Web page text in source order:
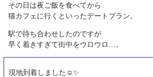
その日は夜ご飯を食べてから
猫カフェに行くといったデートプラン。
駅で待ち合わせしたのですが
早く着きすぎて街中をウロウロ…。
現地到着しました☺️✨